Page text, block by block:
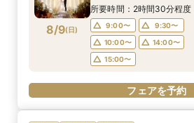
8/9(日)
食付きBIGブライダルフェア
所要時間：2時間30分程度
9:00〜
9:30〜
10:00〜
14:00〜
15:00〜
フェアを予約